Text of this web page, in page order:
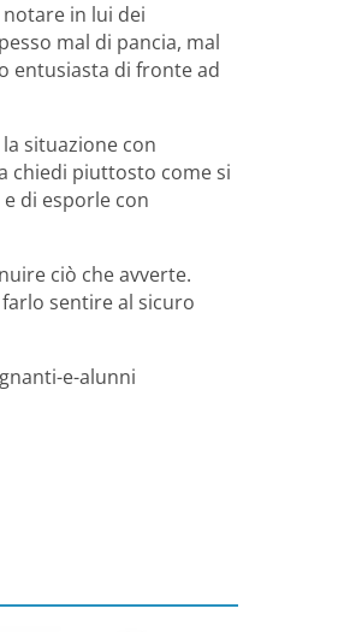
in lui dei
mal di pancia, mal
entusiasta di fronte ad
situazione con
chiedi piuttosto come si
di esporle con
ciò che avverte.
sentire al sicuro
e-alunni